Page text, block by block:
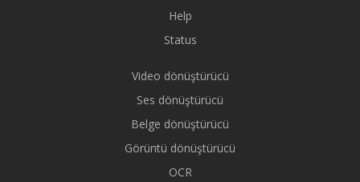
Help
Status
Video dönüştürücü
Ses dönüştürücü
Belge dönüştürücü
Görüntü dönüştürücü
OCR